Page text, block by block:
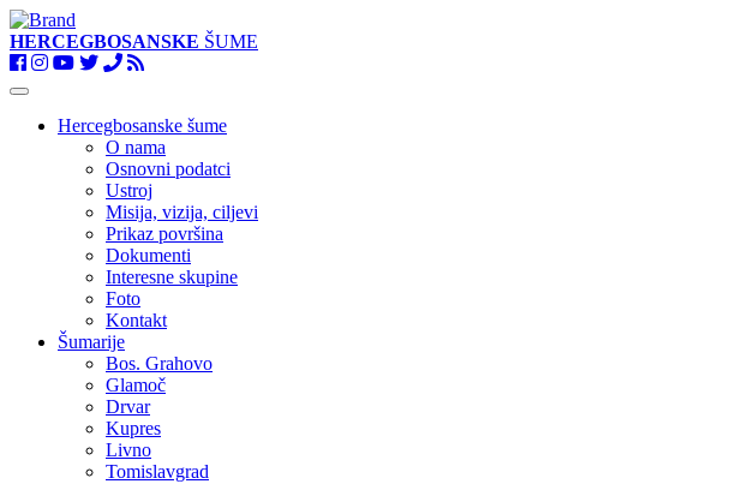
HERCEGBOSANSKE ŠUME
Toggle
navigationHercegbosanske šume
O nama
Osnovni podatci
Ustroj
Misija, vizija, ciljevi
Prikaz površina
Dokumenti
Interesne skupine
Foto
Kontakt
Šumarije
Bos. Grahovo
Glamoč
Drvar
Kupres
Livno
Tomislavgrad